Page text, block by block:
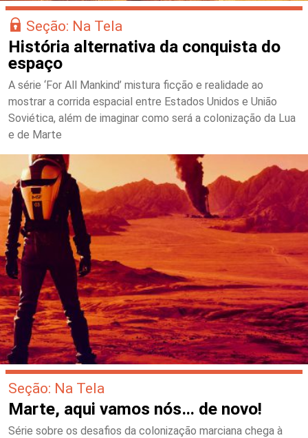
Seção: Na Tela
História alternativa da conquista do
espaço
A série ‘For All Mankind’ mistura ficção e realidade ao
mostrar a corrida espacial entre Estados Unidos e União
Soviética, além de imaginar como será a colonização da Lua
e de Marte
Seção: Na Tela
Marte, aqui vamos nós… de novo!
Série sobre os desafios da colonização marciana chega à